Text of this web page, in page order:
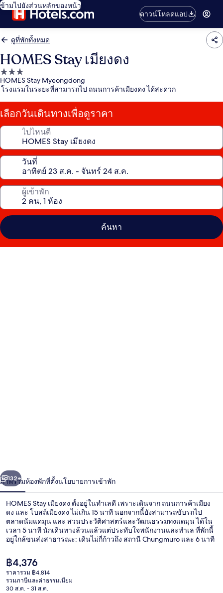
ข้ามไปยังส่วนหลักของหน้า
ดาวน์โหลดแอป
ดูที่พักทั้งหมด
HOMES Stay เมียงดง
ที่พัก
3.0
HOMES Stay Myeongdong
โรงแรมในระยะที่สามารถไป ถนนการค้าเมียงดง ได้สะดวก
เลือกวันเดินทางเพื่อดูราคา
ไปไหนดี
วันที่
ผู้เข้าพัก
ค้นหา
า
ถัดไป
132+
ภาพรวมห้องพักที่ตั้งนโยบายการเข้าพัก
HOMES Stay เมียงดง ตั้งอยู่ในทำเลดี เพราะเดินจาก ถนนการค้าเมียง
ดง และ โบสถ์เมียงดง ไม่เกิน 15 นาที นอกจากนี้ยังสามารถขับรถไป
ตลาดนัมแดมุน และ สวนประวัติศาสตร์และวัฒนธรรมทงแดมุน ได้ใน
เวลา 5 นาที นักเดินทางล้วนแล้วแต่ประทับใจพนักงานและทำเล ที่พักนี้
อยู่ใกล้ขนส่งสาธารณะ: เดินไม่กี่ก้าวถึง สถานี Chungmuro และ 6 นาที
ราคา
ปัจจุบัน
฿4,376
฿4,376
ราคารวม ฿4,814
รวมภาษีและค่าธรรมเนียม
30 ส.ค. - 31 ส.ค.